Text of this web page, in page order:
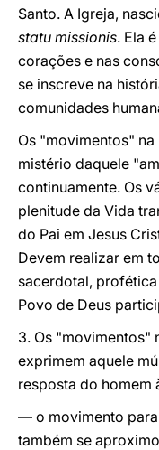
Santo. A Igreja,
statu missionis. Ela
corações e nas
se inscreve na
comunidades
Os "movimentos" na
mistério daquele
continuamente. Os
plenitude da Vida
do Pai em Jesus
Devem realizar em
sacerdotal,
Povo de Deus
3. Os "movimentos"
exprimem aquele
resposta do homem
— o movimento
também se